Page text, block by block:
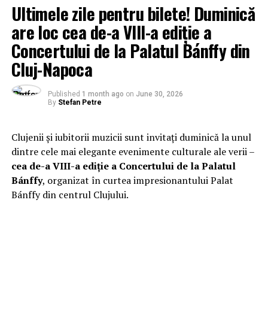
Ultimele zile pentru bilete! Duminică
are loc cea de-a VIII-a ediție a
Concertului de la Palatul Bánffy din
Cluj-Napoca
Published 1 month ago on June 30, 2026
By Stefan Petre
Clujenii și iubitorii muzicii sunt invitați duminică la unul
dintre cele mai elegante evenimente culturale ale verii –
cea de-a VIII-a ediție a Concertului de la Palatul
Bánffy, organizat în curtea impresionantului Palat
Bánffy din centrul Clujului.